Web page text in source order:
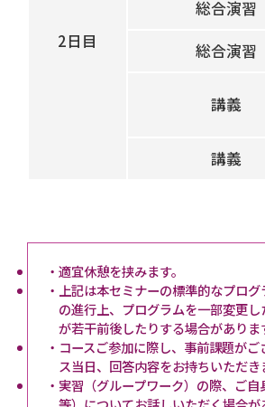
2日目
総合演習
総合演習
講義
講義
・適宜休憩を挟みます。
・上記は本セミナーの標準的なプログ
の進行上、プログラムを一部変更
が若干前後したりする場合がありま
・コースご参加に際し、事前課題が
ス当日、回答内容をお持ちいただき
・実習（グループワーク）の際、ご